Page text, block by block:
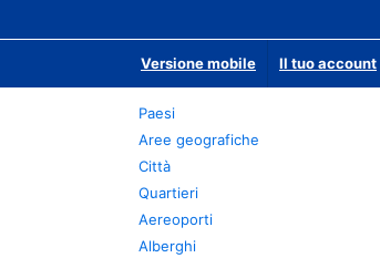
Versione mobile Il tuo account
Paesi
Aree geografiche
Città
Quartieri
Aereoporti
Alberghi